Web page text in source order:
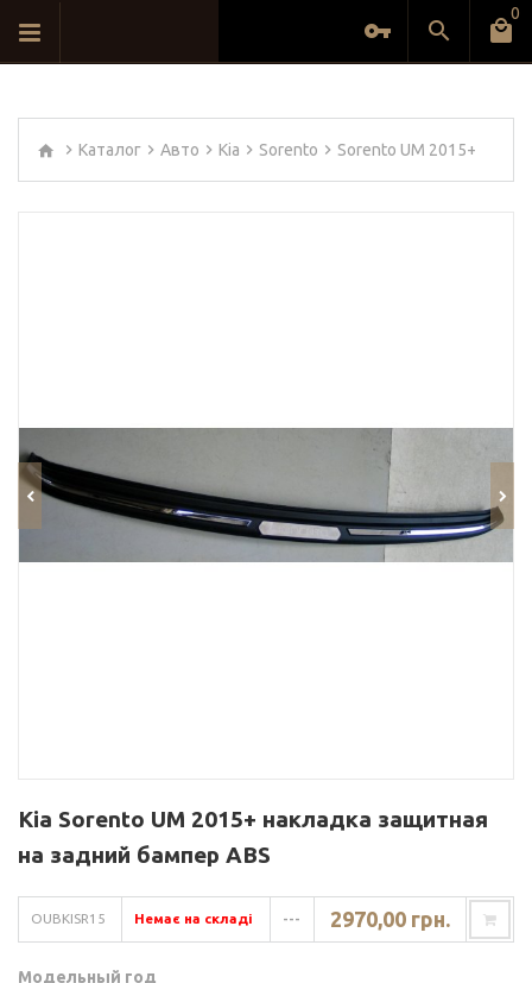
0
Каталог Авто Kia Sorento Sorento UM 2015+
Kia Sorento UM 2015+ накладка защитная
на задний бампер ABS
OUBKISR15 Немає на складі --- 2970,00 грн.
Модельный год